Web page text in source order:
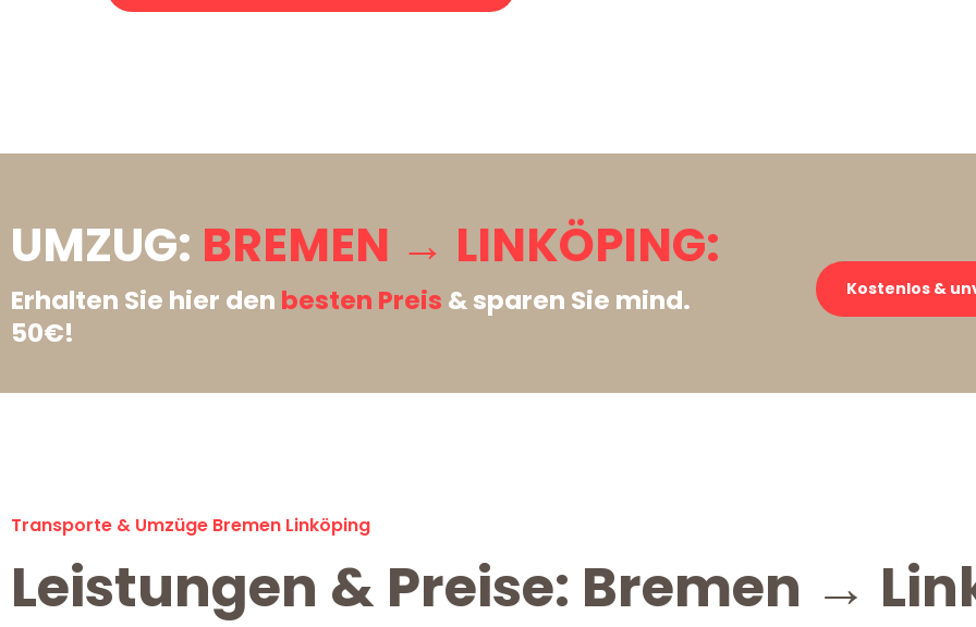
UMZUG: BREMEN → LINKÖPING:
Erhalten Sie hier den besten Preis & sparen Sie mind.
50€!
Kostenlos &
Transporte & Umzüge Bremen Linköping
Leistungen & Preise: Bremen →